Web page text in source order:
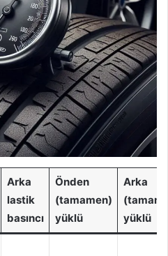
Arka
lastik
basıncı
Önden
(tamamen)
yüklü
Arka
yüklü